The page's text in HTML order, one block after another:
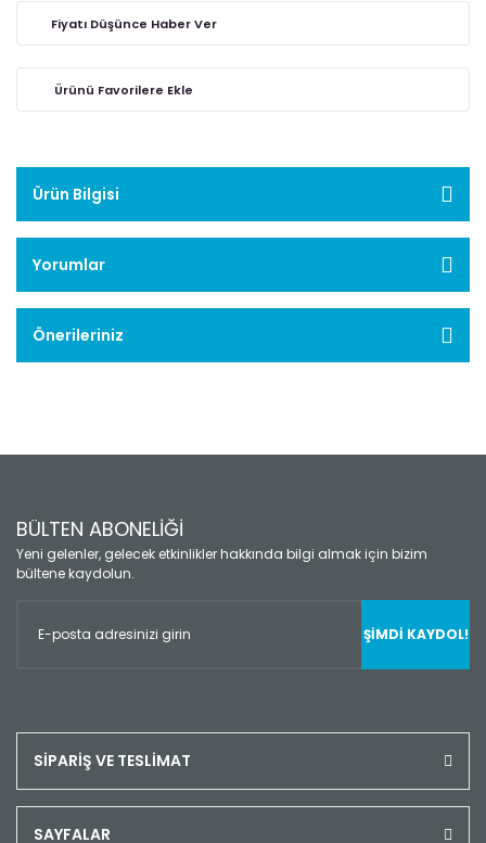
Fiyatı Düşünce Haber Ver
Ürün Bilgisi
Yorumlar
Önerileriniz
BÜLTEN ABONELİĞİ
Yeni gelenler, gelecek etkinlikler hakkında bilgi almak için bizim
bültene kaydolun.
ŞİMDİ KAYDOL!
SİPARİŞ VE TESLİMAT
SAYFALAR